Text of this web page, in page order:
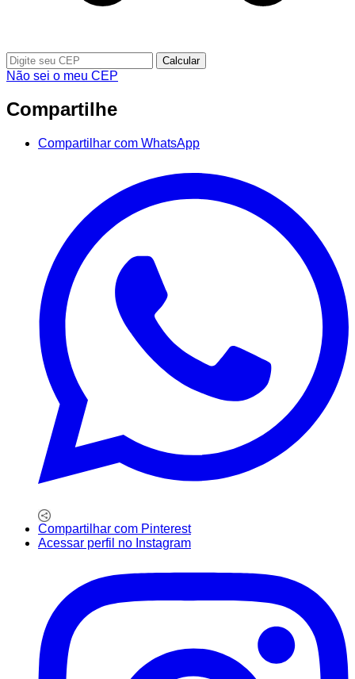
Calcular
Não sei o meu CEP
Compartilhe
Compartilhar com WhatsApp
Compartilhar com Pinterest
Acessar perfil no Instagram